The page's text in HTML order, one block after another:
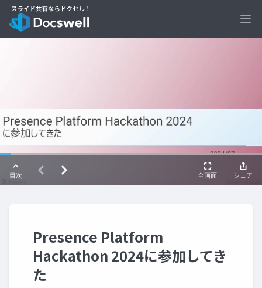
Presence Platform
Hackathon 2024に参加してき
た